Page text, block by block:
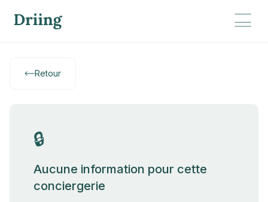
Retour
🔒
Aucune information pour cette
conciergerie